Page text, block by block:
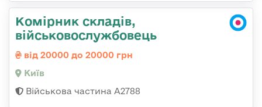
Комірник складів,
військовослужбовець
від 20000 до 20000 грн
Київ
Військова частина А2788